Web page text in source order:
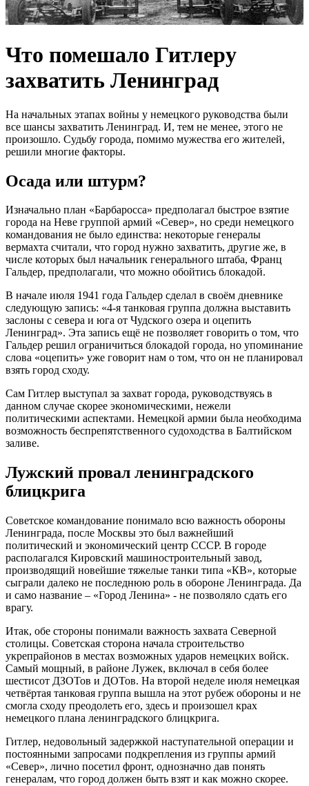
Что помешало Гитлеру
захватить Ленинград
На начальных этапах войны у немецкого руководства были
все шансы захватить Ленинград. И, тем не менее, этого не
произошло. Судьбу города, помимо мужества его жителей,
решили многие факторы.
Осада или штурм?
Изначально план «Барбаросса» предполагал быстрое взятие
города на Неве группой армий «Север», но среди немецкого
командования не было единства: некоторые генералы
вермахта считали, что город нужно захватить, другие же, в
числе которых был начальник генерального штаба, Франц
Гальдер, предполагали, что можно обойтись блокадой.
В начале июля 1941 года Гальдер сделал в своём дневнике
следующую запись: «4-я танковая группа должна выставить
заслоны с севера и юга от Чудского озера и оцепить
Ленинград». Эта запись ещё не позволяет говорить о том, что
Гальдер решил ограничиться блокадой города, но упоминание
слова «оцепить» уже говорит нам о том, что он не планировал
взять город сходу.
Сам Гитлер выступал за захват города, руководствуясь в
данном случае скорее экономическими, нежели
политическими аспектами. Немецкой армии была необходима
возможность беспрепятственного судоходства в Балтийском
заливе.
Лужский провал ленинградского
блицкрига
Советское командование понимало всю важность обороны
Ленинграда, после Москвы это был важнейший
политический и экономический центр СССР. В городе
располагался Кировский машиностроительный завод,
производящий новейшие тяжелые танки типа «КВ», которые
сыграли далеко не последнюю роль в обороне Ленинграда. Да
и само название – «Город Ленина» - не позволяло сдать его
врагу.
Итак, обе стороны понимали важность захвата Северной
столицы. Советская сторона начала строительство
укрепрайонов в местах возможных ударов немецких войск.
Самый мощный, в районе Лужек, включал в себя более
шестисот ДЗОТов и ДОТов. На второй неделе июля немецкая
четвёртая танковая группа вышла на этот рубеж обороны и не
смогла сходу преодолеть его, здесь и произошел крах
немецкого плана ленинградского блицкрига.
Гитлер, недовольный задержкой наступательной операции и
постоянными запросами подкрепления из группы армий
«Север», лично посетил фронт, однозначно дав понять
генералам, что город должен быть взят и как можно скорее.